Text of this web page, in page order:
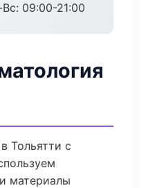
09:00-21:00
Тольятти с
материалы